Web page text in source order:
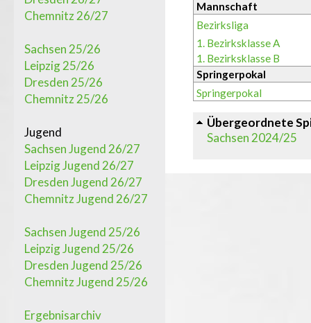
Chemnitz 26/27
Sachsen 25/26
Leipzig 25/26
Dresden 25/26
Chemnitz 25/26
Jugend
Sachsen Jugend 26/27
Leipzig Jugend 26/27
Dresden Jugend 26/27
Chemnitz Jugend 26/27
Sachsen Jugend 25/26
Leipzig Jugend 25/26
Dresden Jugend 25/26
Chemnitz Jugend 25/26
Ergebnisarchiv
Mannschaft
Bezirksliga
1. Bezirksklasse A
1. Bezirksklasse B
Springerpokal
Springerpokal
Übergeordnete
Sachsen 2024/25